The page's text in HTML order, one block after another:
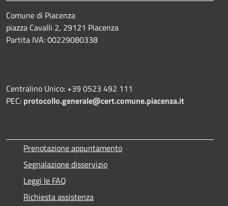
Comune di Piacenza
piazza Cavalli 2, 29121 Piacenza
Partita IVA: 00229080338
Centralino Unico: +39 0523 492 111
PEC: protocollo.generale@cert.comune.piacenza.it
Prenotazione appuntamento
Segnalazione disservizio
Leggi le FAQ
Richiesta assistenza